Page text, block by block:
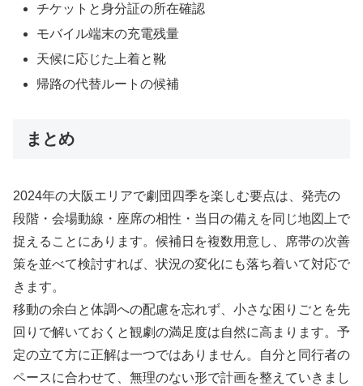
チケットと身分証の所在確認
モバイル端末の充電残量
天候に応じた上着と靴
帰路の代替ルートの候補
まとめ
2024年の大阪エリアで劇団四季を楽しむ要点は、発売の
段階・会場動線・座席の相性・当日の備えを同じ地図上で
捉えることにあります。候補日を複数用意し、席帯の次善
策を並べて検討すれば、状況の変化にも落ち着いて対応で
きます。
移動の余白と体調への配慮を忘れず、小さな困りごとを先
回りで解いておくと観劇の満足度は自然に高まります。予
定の立て方に正解は一つではありません。自分と同行者の
ペースに合わせて、無理のない形で計画を整えていきまし